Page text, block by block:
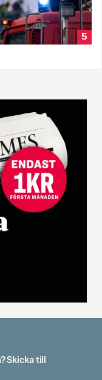
5
Skicka till